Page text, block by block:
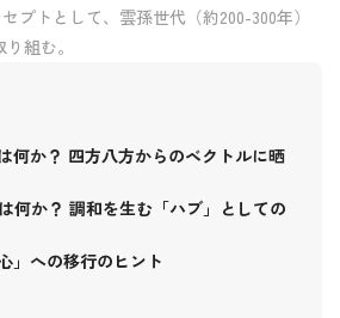
プトとして、雲孫世代（約200-300年）
組む。
何か？ 四方八方からのベクトルに晒
何か？ 調和を生む「ハブ」としての
」への移行のヒント